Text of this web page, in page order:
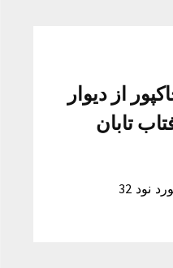
از دیوار
تابان
نود 32